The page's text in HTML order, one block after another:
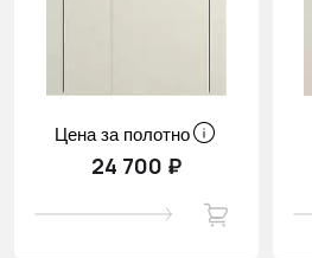
Цена за полотно
24 700 ₽